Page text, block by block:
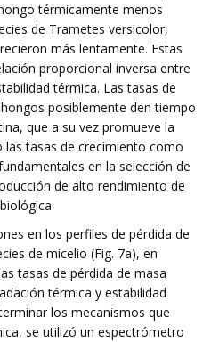
térmicamente menos
de Trametes versicolor,
más lentamente. Estas
proporcional inversa entre
térmica. Las tasas de
posiblemente den tiempo
que a su vez promueve la
tasas de crecimiento como
en la selección de
de alto rendimiento de
en los perfiles de pérdida de
de micelio (Fig. 7a), en
tasas de pérdida de masa
térmica y estabilidad
los mecanismos que
se utilizó un espectrómetro